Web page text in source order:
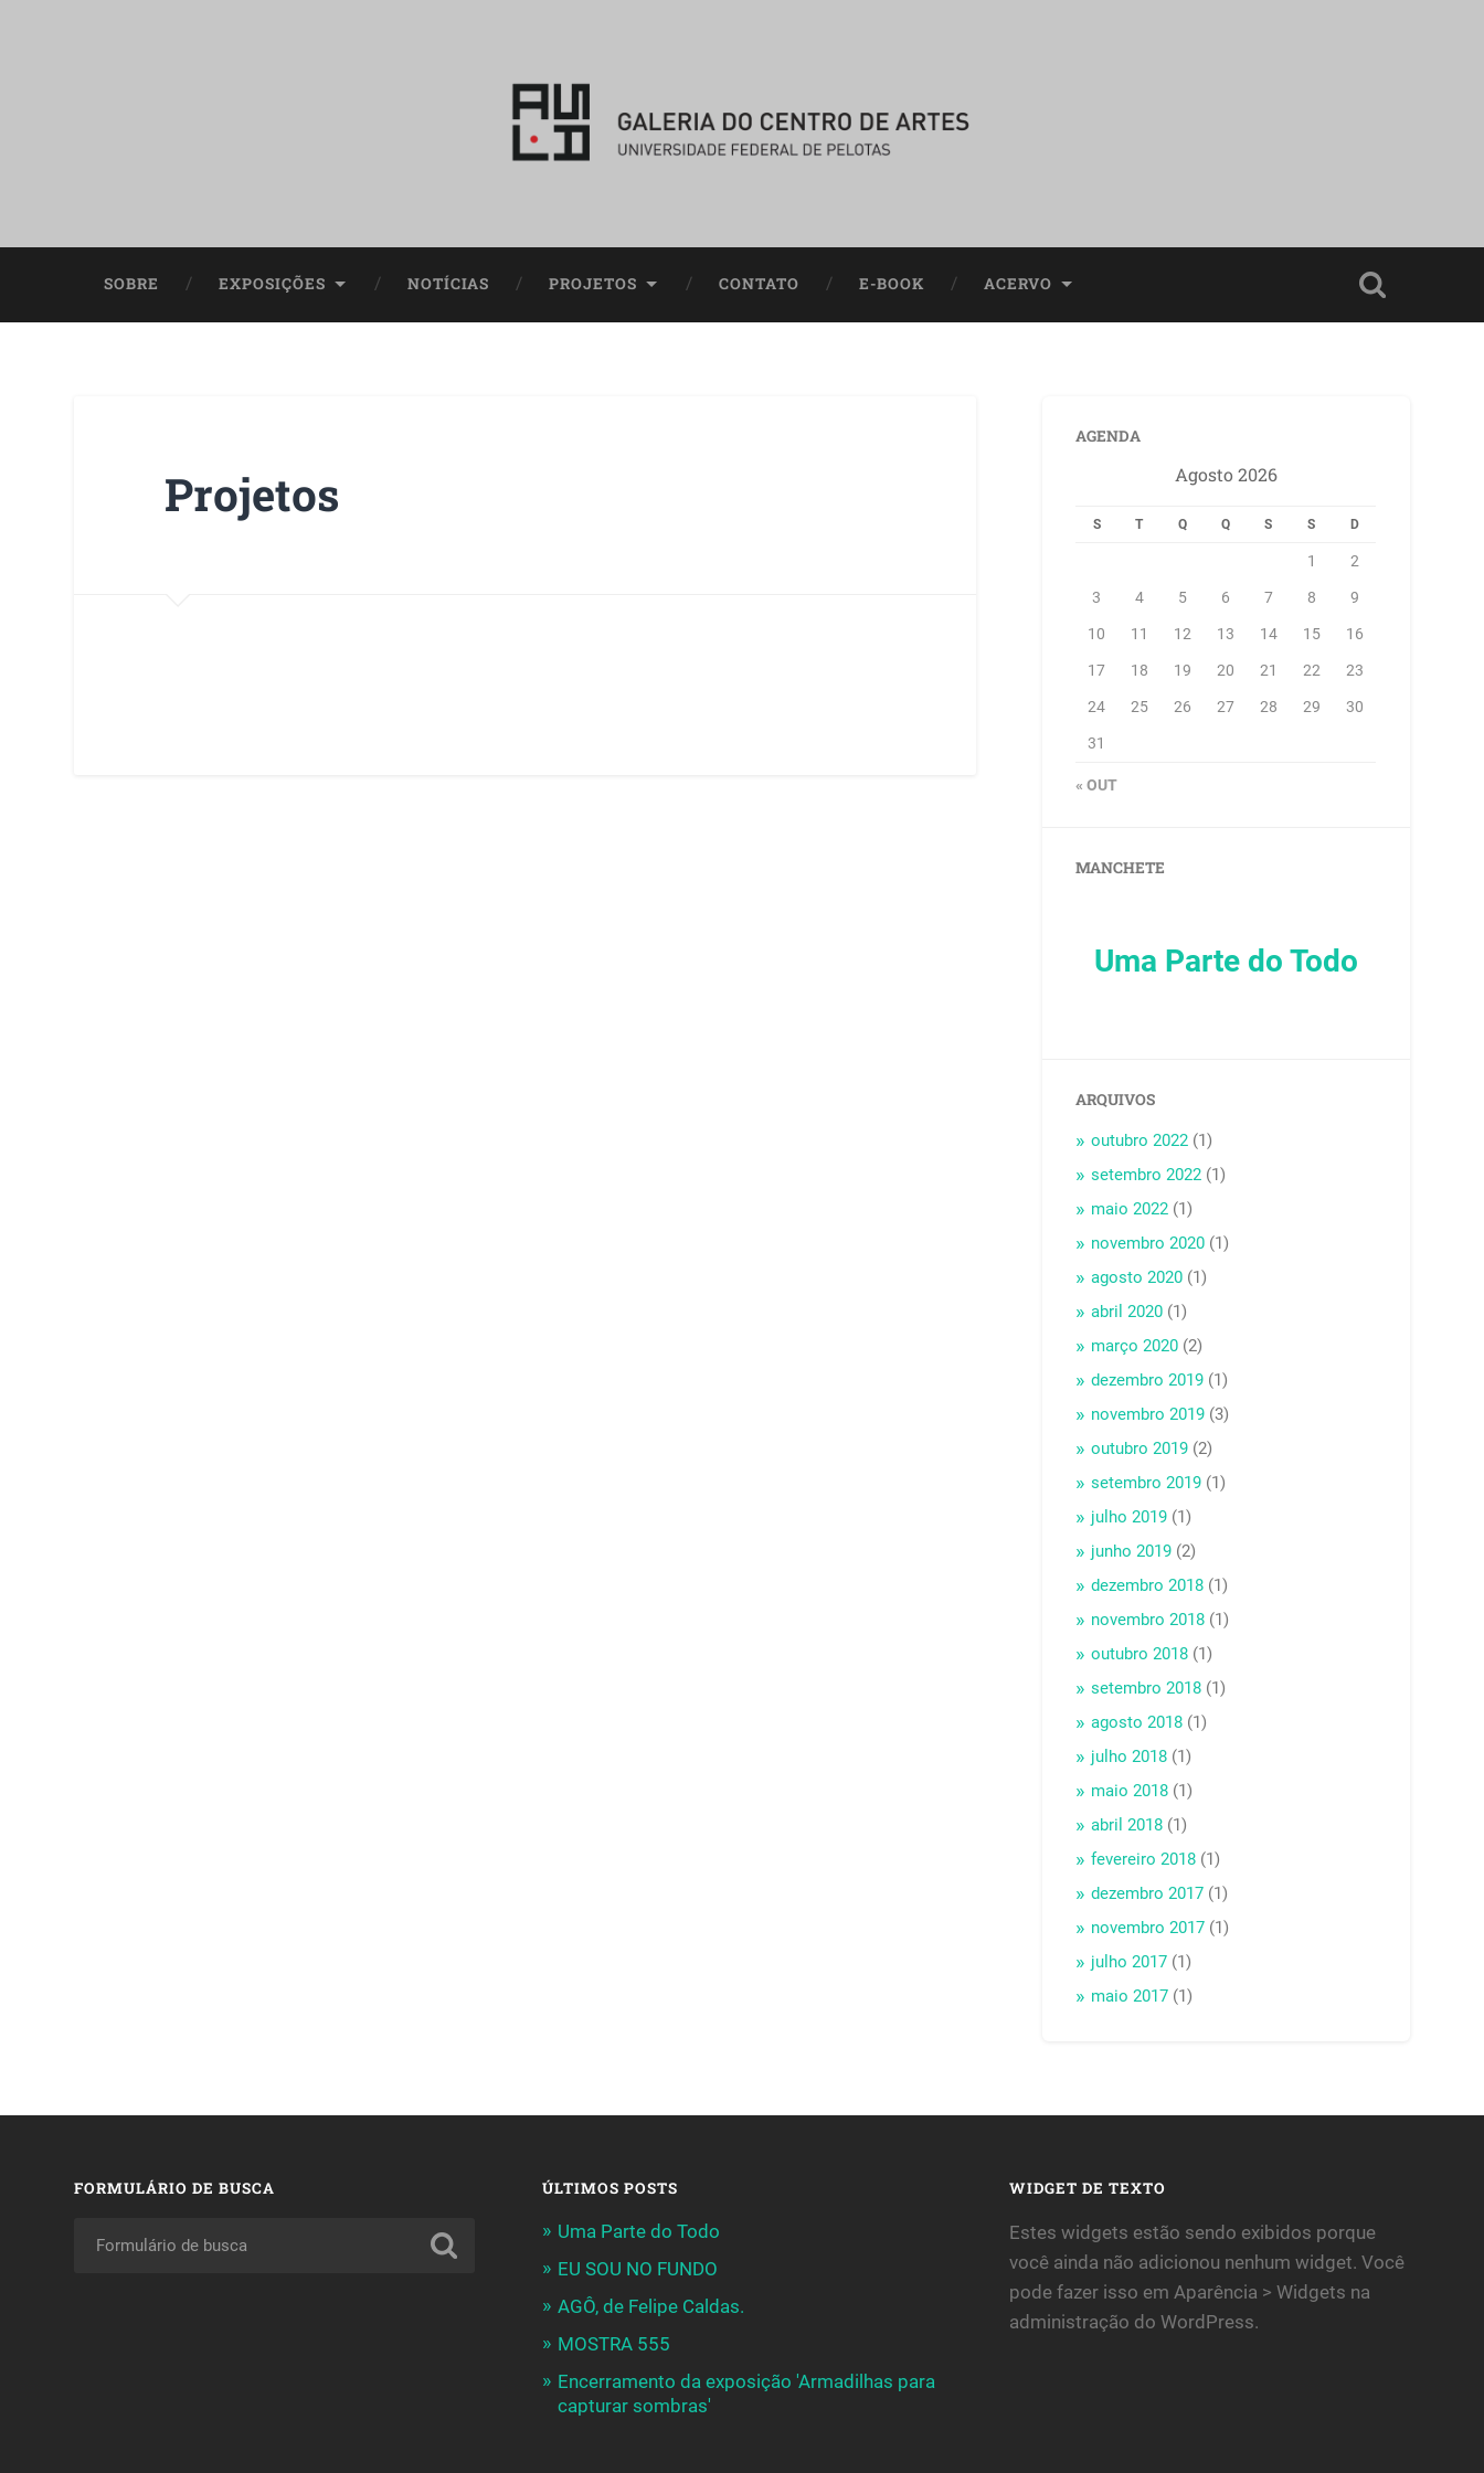
SOBRE EXPOSIÇÕES NOTÍCIAS PROJETOS CONTATO E-BOOK ACERVO
Projetos
AGENDA
Agosto 2026
S T Q Q S S D
1 2
3 4 5 6 7 8 9
10 11 12 13 14 15 16
17 18 19 20 21 22 23
24 25 26 27 28 29 30
31
« OUT
MANCHETE
Uma Parte do Todo
ARQUIVOS
outubro 2022 (1)
setembro 2022 (1)
maio 2022 (1)
novembro 2020 (1)
agosto 2020 (1)
abril 2020 (1)
março 2020 (2)
dezembro 2019 (1)
novembro 2019 (3)
outubro 2019 (2)
setembro 2019 (1)
julho 2019 (1)
junho 2019 (2)
dezembro 2018 (1)
novembro 2018 (1)
outubro 2018 (1)
setembro 2018 (1)
agosto 2018 (1)
julho 2018 (1)
maio 2018 (1)
abril 2018 (1)
fevereiro 2018 (1)
dezembro 2017 (1)
novembro 2017 (1)
julho 2017 (1)
maio 2017 (1)
FORMULÁRIO DE BUSCA ÚLTIMOS POSTS
Uma Parte do Todo
EU SOU NO FUNDO
AGÔ, de Felipe Caldas.
MOSTRA 555
Encerramento da exposição 'Armadilhas para
capturar sombras'
WIDGET DE TEXTO
Estes widgets estão sendo exibidos porque
você ainda não adicionou nenhum widget. Você
pode fazer isso em Aparência > Widgets na
administração do WordPress.